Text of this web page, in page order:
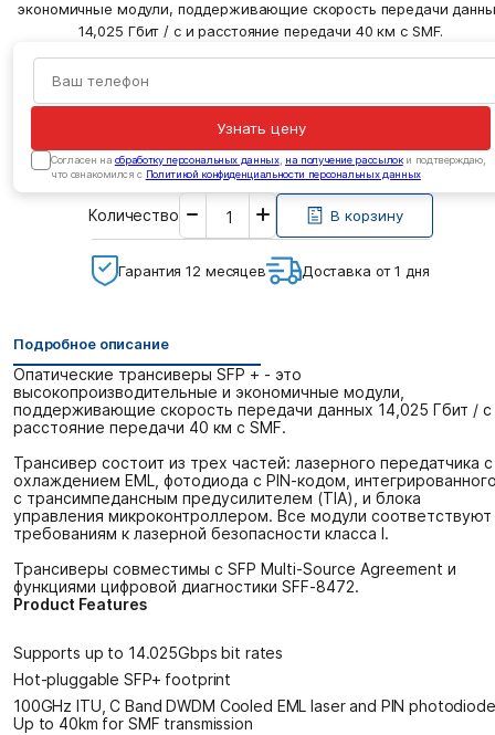
экономичные модули, поддерживающие скорость передачи
14,025 Гбит / с и расстояние передачи 40 км с SMF.
Узнать цену
Cогласен на обработку персональных данных, на получение рассылоки подтверждаю,
что ознакомился с Политикой конфиденциальности персональных данных
Количество
Введите
необходимое
количество
В корзину
Гарантия 12 месяцев Доставка от 1 дня
Подробное описание
Опатические трансиверы SFP + - это
высокопроизводительные и экономичные модули,
поддерживающие скорость передачи данных 14,025 Гбит / с
расстояние передачи 40 км с SMF.
Трансивер состоит из трех частей: лазерного передатчика с
охлаждением EML, фотодиода с PIN-кодом,
с трансимпедансным предусилителем (TIA), и блока
управления микроконтроллером. Все модули соответствуют
требованиям к лазерной безопасности класса I.
Трансиверы совместимы с SFP Multi-Source Agreement и
функциями цифровой диагностики SFF-8472.
Product Features
Supports up to 14.025Gbps bit rates
Hot-pluggable SFP+ footprint
100GHz ITU, C Band DWDM Cooled EML laser and PIN
Up to 40km for SMF transmission